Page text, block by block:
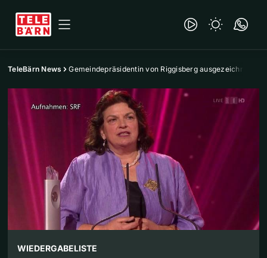
TeleBärn News Gemeindepräsidentin von Riggisberg ausgezeichnet
WIEDERGABELISTE